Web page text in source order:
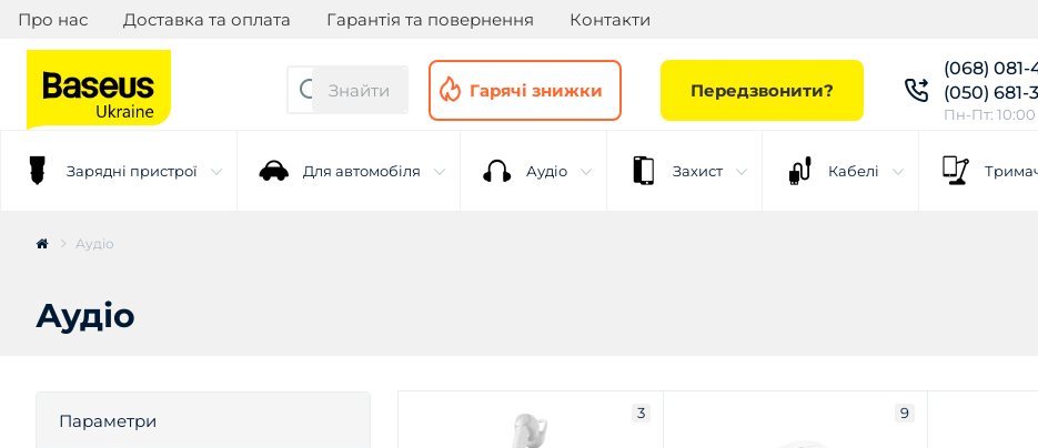
Про нас Доставка та оплата Гарантія та повернення Контакти
Знайти Гарячі знижки Передзвонити?
(068) 081-
(050) 681-
Пн-Пт: 10:00
Зарядні пристрої Для автомобіля Аудіо Захист Кабелі
Фото і відео
Аудіо
Аудіо
Параметри 3 9